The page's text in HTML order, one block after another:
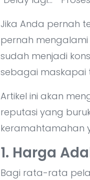
Jika Anda pernah
pernah mengalami
sudah menjadi
sebagai maskapai
Artikel ini akan
reputasi yang
keramahtamahan
1. Harga
Bagi rata-rata